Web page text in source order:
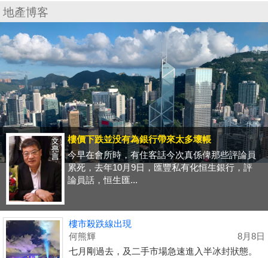
地產博客
樓價下跌並没有為銀行帶來太多壞帳
今早在會所時，有住客話今次真係俾那些評論員
累死，去年10月9日，匯豐私有化恒生銀行，評
論員話，恒生匯...
樓市殺跌線出現
何熊輝
8月8日
七月剛過去，及二手市場急速進入半冰封狀態。